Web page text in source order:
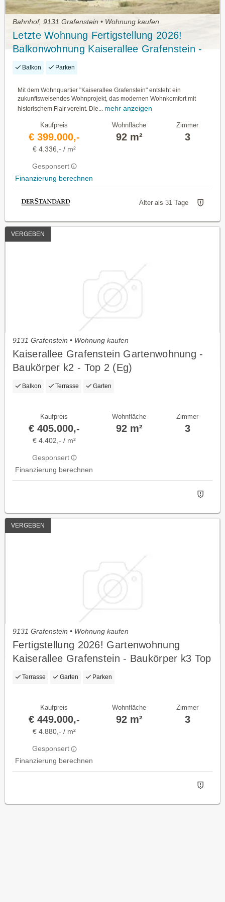
Bahnhof, 9131 Grafenstein • Wohnung kaufen
Letzte Wohnung Fertigstellung 2026!
Balkonwohnung Kaiserallee Grafenstein -
Baukörper k3 Top 5 (1.Og)
Balkon Parken
Mit dem Wohnquartier "Kaiserallee Grafenstein" entsteht ein
zukunftsweisendes Wohnprojekt, das modernen Wohnkomfort mit
historischem Flair vereint. Die... mehr anzeigen
Kaufpreis
€ 399.000,-
€ 4.336,- / m²
Gesponsert
Finanzierung berechnen
Wohnfläche
92 m²
Zimmer
3
Älter als 31 Tage
VERGEBEN
9131 Grafenstein • Wohnung kaufen
Kaiserallee Grafenstein Gartenwohnung -
Baukörper k2 - Top 2 (Eg)
Balkon Terrasse Garten
Kaufpreis
€ 405.000,-
€ 4.402,- / m²
Gesponsert
Finanzierung berechnen
Wohnfläche
92 m²
Zimmer
3
VERGEBEN
9131 Grafenstein • Wohnung kaufen
Fertigstellung 2026! Gartenwohnung
Kaiserallee Grafenstein - Baukörper k3 Top
2 (Eg)
Terrasse Garten Parken
Kaufpreis
€ 449.000,-
€ 4.880,- / m²
Gesponsert
Finanzierung berechnen
Wohnfläche
92 m²
Zimmer
3